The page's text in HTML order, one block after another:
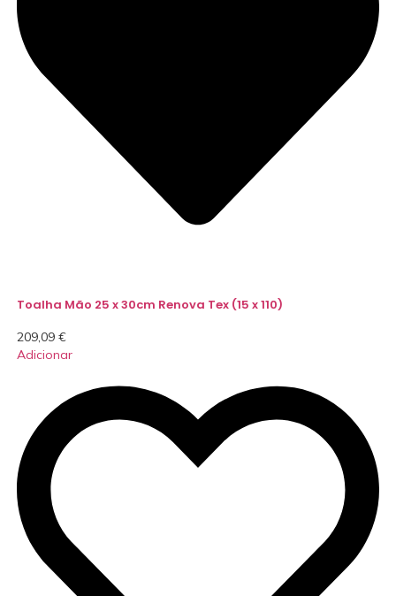
Toalha Mão 25 x 30cm Renova Tex (15 x 110)
209,09 €
Adicionar